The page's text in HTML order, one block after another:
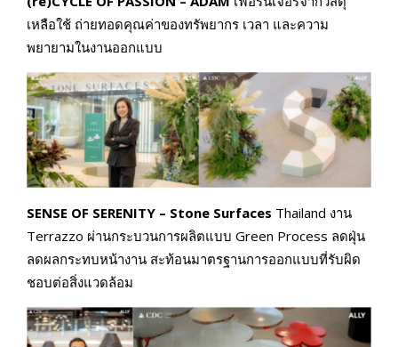
เหลือใช้ ถ่ายทอดคุณค่าของทรัพยากร เวลา และความ
พยายามในงานออกแบบ
SENSE OF SERENITY – Stone Surfaces Thailand งาน
Terrazzo ผ่านกระบวนการผลิตแบบ Green Process ลดฝุ่น
ลดผลกระทบหน้างาน สะท้อนมาตรฐานการออกแบบที่รับผิด
ชอบต่อสิ่งแวดล้อม